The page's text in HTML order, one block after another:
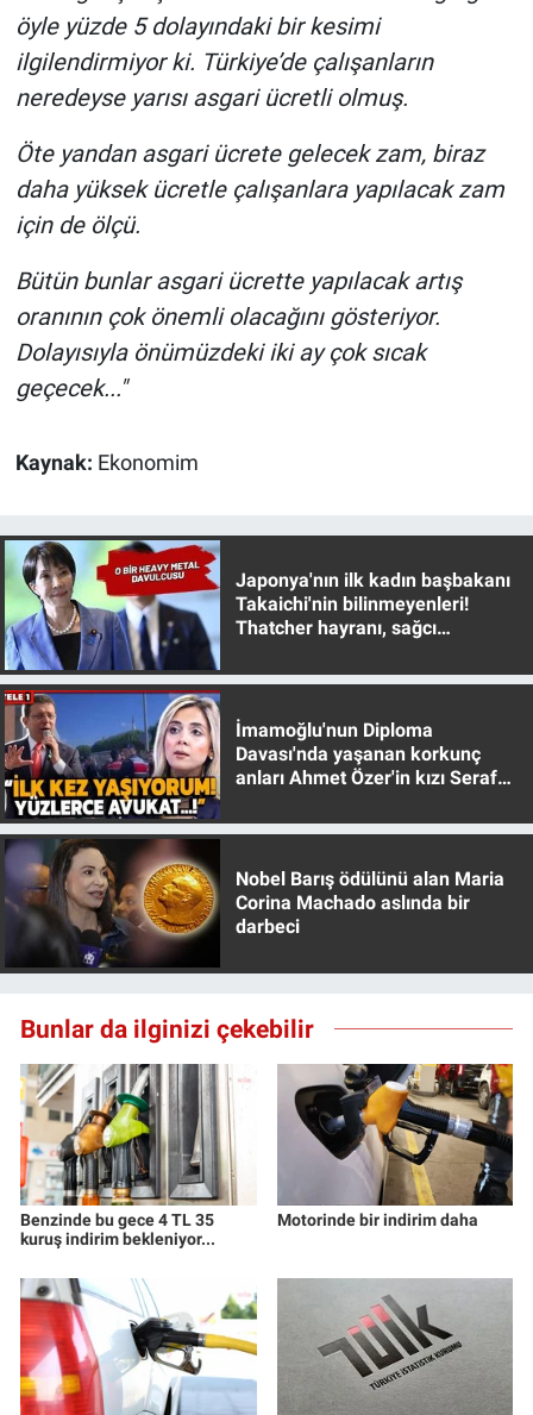
öyle yüzde 5 dolayındaki bir kesimi
ilgilendirmiyor ki. Türkiye’de çalışanların
neredeyse yarısı asgari ücretli olmuş.
Öte yandan asgari ücrete gelecek zam, biraz
daha yüksek ücretle çalışanlara yapılacak zam
için de ölçü.
Bütün bunlar asgari ücrette yapılacak artış
oranının çok önemli olacağını gösteriyor.
Dolayısıyla önümüzdeki iki ay çok sıcak
geçecek..."
Kaynak: Ekonomim
Japonya'nın ilk kadın başbakanı
Takaichi'nin bilinmeyenleri!
Thatcher hayranı, sağcı
İmamoğlu'nun Diploma
Davası'nda yaşanan korkunç
anları Ahmet Özer'in kızı Seraf
Nobel Barış ödülünü alan Maria
Corina Machado aslında bir
darbeci
Bunlar da ilginizi çekebilir
Benzinde bu gece 4 TL 35
kuruş indirim bekleniyor...
Motorinde bir indirim daha